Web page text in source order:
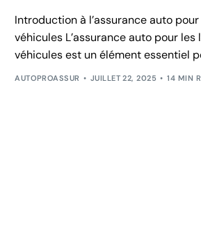
Introduction à l’assurance auto
véhicules L’assurance auto pour les
véhicules est un élément essentiel
AUTOPROASSUR JUILLET 22, 2025 14 MIN